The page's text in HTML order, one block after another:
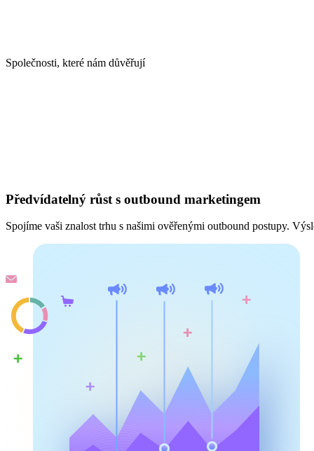
Společnosti, které nám důvěřují
Předvídatelný růst s outbound marketingem
Spojíme vaši znalost trhu s našimi ověřenými outbound postupy.